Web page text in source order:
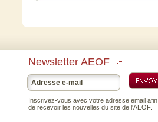
Newsletter AEOF
Inscrivez-vous avec votre adresse email afin
de recevoir les nouvelles du site de l'AEOF.